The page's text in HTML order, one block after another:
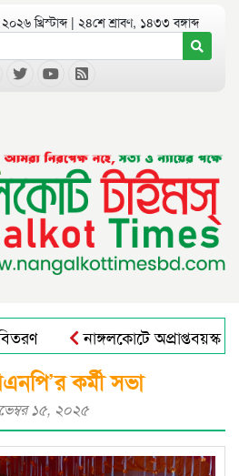
খ্রিস্টাব্দ | ২৪শে শ্রাবণ, ১৪৩৩ বঙ্গাব্দ
নাঙ্গলকোটে অপ্রাপ্তবয়স্ক
কর্মী সভা
১৫, ২০২৫